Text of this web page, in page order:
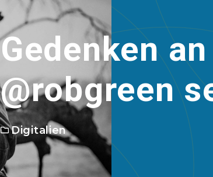
Gedenken an
@robgreen
Digitalien